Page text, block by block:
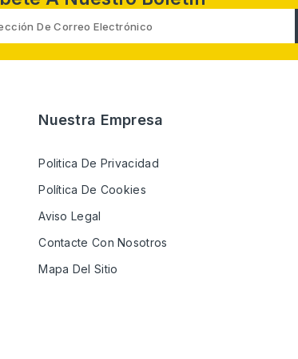
Nuestra Empresa
Politica De Privacidad
Política De Cookies
Aviso Legal
Contacte Con Nosotros
Mapa Del Sitio